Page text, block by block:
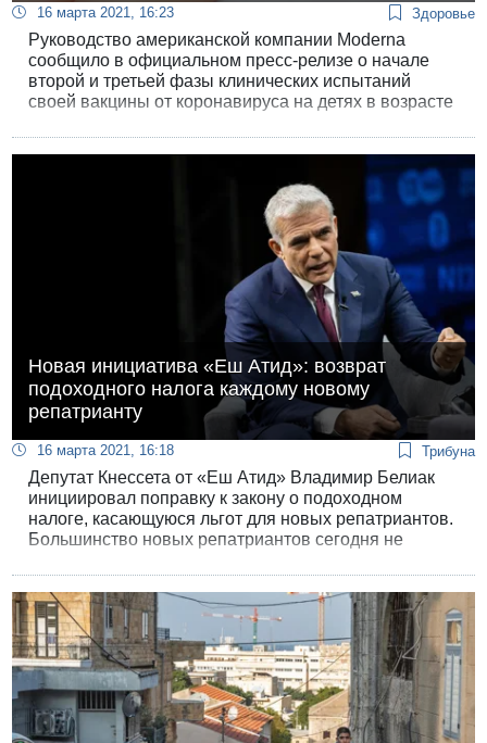
16 марта 2021, 16:23 Здоровье
Руководство американской компании Moderna
сообщило в официальном пресс-релизе о начале
второй и третьей фазы клинических испытаний
своей вакцины от коронавируса на детях в возрасте
Новая инициатива «Еш Атид»: возврат
подоходного налога каждому новому
репатрианту
16 марта 2021, 16:18 Трибуна
Депутат Кнессета от «Еш Атид» Владимир Белиак
инициировал поправку к закону о подоходном
налоге, касающуюся льгот для новых репатриантов.
Большинство новых репатриантов сегодня не
полагаются им в соответствии с законом,
вследствие низких доходов в первые месяцы
пребывания в стране.